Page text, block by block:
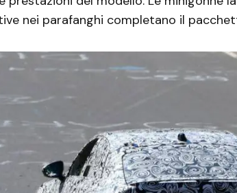
nei parafanghi completano il